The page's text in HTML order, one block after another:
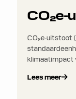
CO₂e-uitstoot
klimaatimpact
hetzelfde
Lees meer